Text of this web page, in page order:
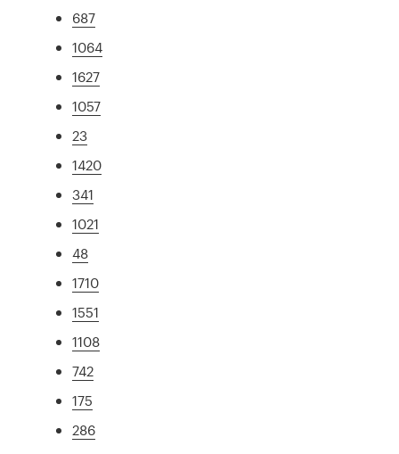
687
1064
1627
1057
23
1420
341
1021
48
1710
1551
1108
742
175
286